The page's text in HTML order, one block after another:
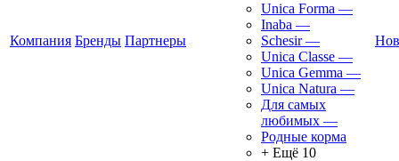
Компания Бренды Партнеры
Unica Forma —
Inaba —
Schesir —
Unica Classe —
Unica Gemma —
Unica Natura —
Для самых
любимых —
Родные корма
+ Ещё 10